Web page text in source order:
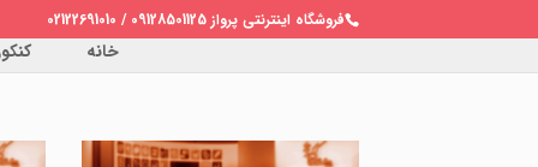
فروشگاه اینترنتی پرواز 09128501125 / 02122691010
خانه